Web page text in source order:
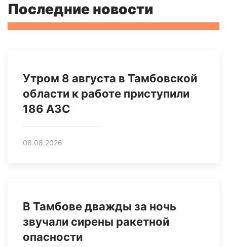
Последние новости
Утром 8 августа в Тамбовской
области к работе приступили
186 АЗС
08.08.2026
В Тамбове дважды за ночь
звучали сирены ракетной
опасности